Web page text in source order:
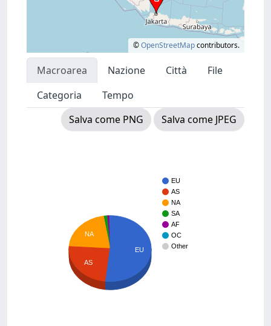
©OpenStreetMapcontributors.
Macroarea Nazione Città
File
Categoria
Tempo
Salva come PNG
Salva come JPEG
EU
AS
NA
SA
AF
OC
Other
NA
AS
EU